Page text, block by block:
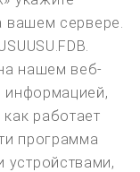
вашем сервере.
нашем веб-
информацией,
работает
программа